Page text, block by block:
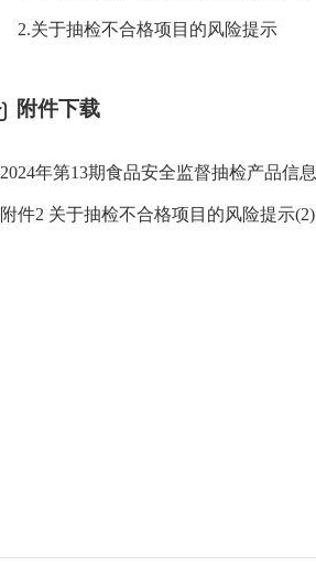
2.关于抽检不合格项目的风险提示
附件下载
2024年第13期食品安全监督抽检产品信
附件2 关于抽检不合格项目的风险提示